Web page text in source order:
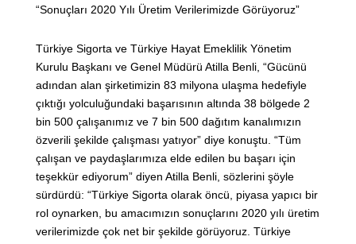
“Sonuçları 2020 Yılı Üretim Verilerimizde Görüyoruz”
Türkiye Sigorta ve Türkiye Hayat Emeklilik Yönetim
Kurulu Başkanı ve Genel Müdürü Atilla Benli, “Gücünü
adından alan şirketimizin 83 milyona ulaşma hedefiyle
çıktığı yolculuğundaki başarısının altında 38 bölgede 2
bin 500 çalışanımız ve 7 bin 500 dağıtım kanalımızın
özverili şekilde çalışması yatıyor” diye konuştu. “Tüm
çalışan ve paydaşlarımıza elde edilen bu başarı için
teşekkür ediyorum” diyen Atilla Benli, sözlerini şöyle
sürdürdü: “Türkiye Sigorta olarak öncü, piyasa yapıcı bir
rol oynarken, bu amacımızın sonuçlarını 2020 yılı üretim
verilerimizde çok net bir şekilde görüyoruz. Türkiye